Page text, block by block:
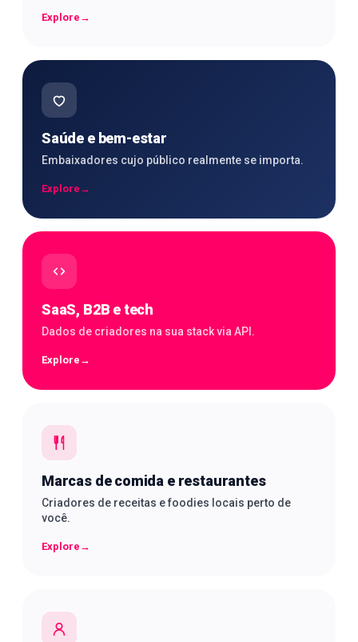
Explore →
Saúde e bem-estar
Embaixadores cujo público realmente se importa.
Explore →
SaaS, B2B e tech
Dados de criadores na sua stack via API.
Explore →
Marcas de comida e restaurantes
Criadores de receitas e foodies locais perto de
você.
Explore →